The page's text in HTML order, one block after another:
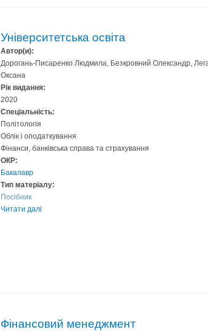
Університетська освіта
Автор(и):
Дорогань-Писаренко Людмила, Безкровний Олександр,
Оксана
Рік видання:
2020
Спеціальність:
Політологія
Облік і оподаткування
Фінанси, банківська справа та страхування
ОКР:
Бакалавр
Тип матеріалу:
Посібник
Читати далі
Фінансовий менеджмент